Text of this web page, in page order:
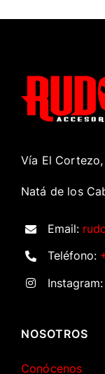
Vía El
Natá de los
Email:
Teléfono:
NOSOTROS
Conócenos